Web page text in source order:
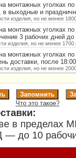
монтажных уголках
в выходные и
изделия, но не менее
монтажных уголках
3 рабочих дней до
изделия, но не менее 1700
монтажных уголках
доставки, после
изделия, но не менее
Что это такое?
в пределах
— до 10